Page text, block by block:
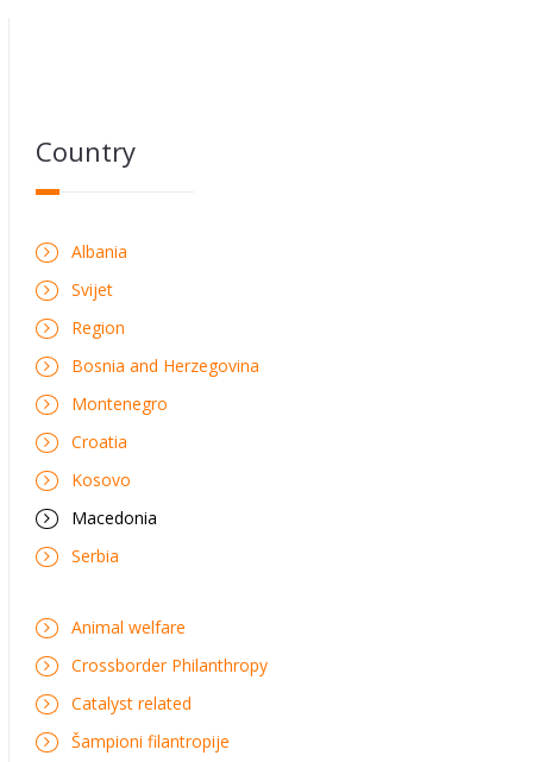
Country
Albania
Svijet
Region
Bosnia and Herzegovina
Montenegro
Croatia
Kosovo
Macedonia
Serbia
Animal welfare
Crossborder Philanthropy
Catalyst related
Šampioni filantropije